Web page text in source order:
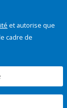
et autorise que
cadre de